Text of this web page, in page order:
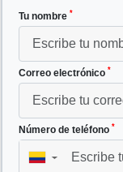
Tu nombre *
Correo electrónico *
Número de teléfono *
▼